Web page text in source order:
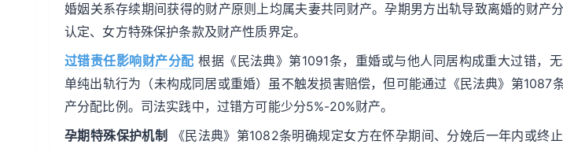
婚姻关系存续期间获得的财产原则上均属夫妻共同财产。孕期男方出轨导致离婚的财产
认定、女方特殊保护条款及财产性质界定。
过错责任影响财产分配 根据《民法典》第1091条，重婚或与他人同居构成重大过错，
单纯出轨行为（未构成同居或重婚）虽不触发损害赔偿，但可能通过《民法典》第1087
产分配比例。司法实践中，过错方可能少分5%-20%财产。
孕期特殊保护机制
《民法典》第1082条明确规定女方在怀孕期间、分娩后一年内或终